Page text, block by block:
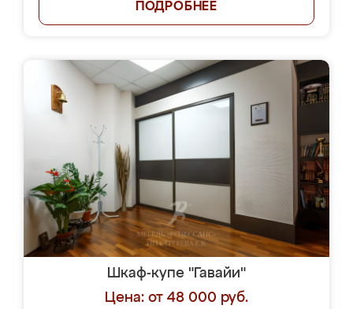
ПОДРОБНЕЕ
Шкаф-купе "Гавайи"
Цена: от 48 000 руб.